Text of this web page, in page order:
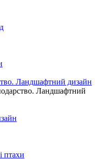
Ландшафтний дизайн
Ландшафтний
птахи